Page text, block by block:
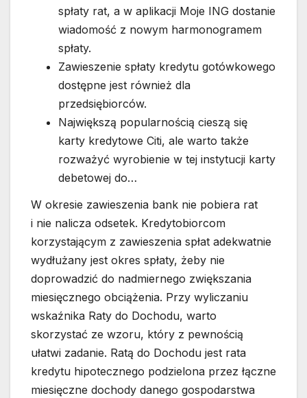
spłaty rat, a w aplikacji Moje ING dostanie
wiadomość z nowym harmonogramem
spłaty.
Zawieszenie spłaty kredytu gotówkowego
dostępne jest również dla
przedsiębiorców.
Największą popularnością cieszą się
karty kredytowe Citi, ale warto także
rozważyć wyrobienie w tej instytucji karty
debetowej do…
W okresie zawieszenia bank nie pobiera rat
i nie nalicza odsetek. Kredytobiorcom
korzystającym z zawieszenia spłat adekwatnie
wydłużany jest okres spłaty, żeby nie
doprowadzić do nadmiernego zwiększania
miesięcznego obciążenia. Przy wyliczaniu
wskaźnika Raty do Dochodu, warto
skorzystać ze wzoru, który z pewnością
ułatwi zadanie. Ratą do Dochodu jest rata
kredytu hipotecznego podzielona przez łączne
miesięczne dochody danego gospodarstwa